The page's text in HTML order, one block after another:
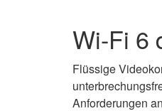
Wi-Fi 6
Flüssige
Anforderungen